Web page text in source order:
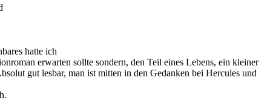
hatte ich
erwarten sollte sondern, den Teil eines Lebens, ein kleiner
gut lesbar, man ist mitten in den Gedanken bei Hercules und